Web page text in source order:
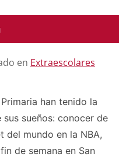
en Extraescolares
han tenido la
sueños: conocer de
del mundo en la NBA,
de semana en San